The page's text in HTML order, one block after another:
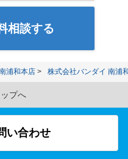
相談する
浦和本店 株式会社バンダイ 南浦
プへ
い合わせ